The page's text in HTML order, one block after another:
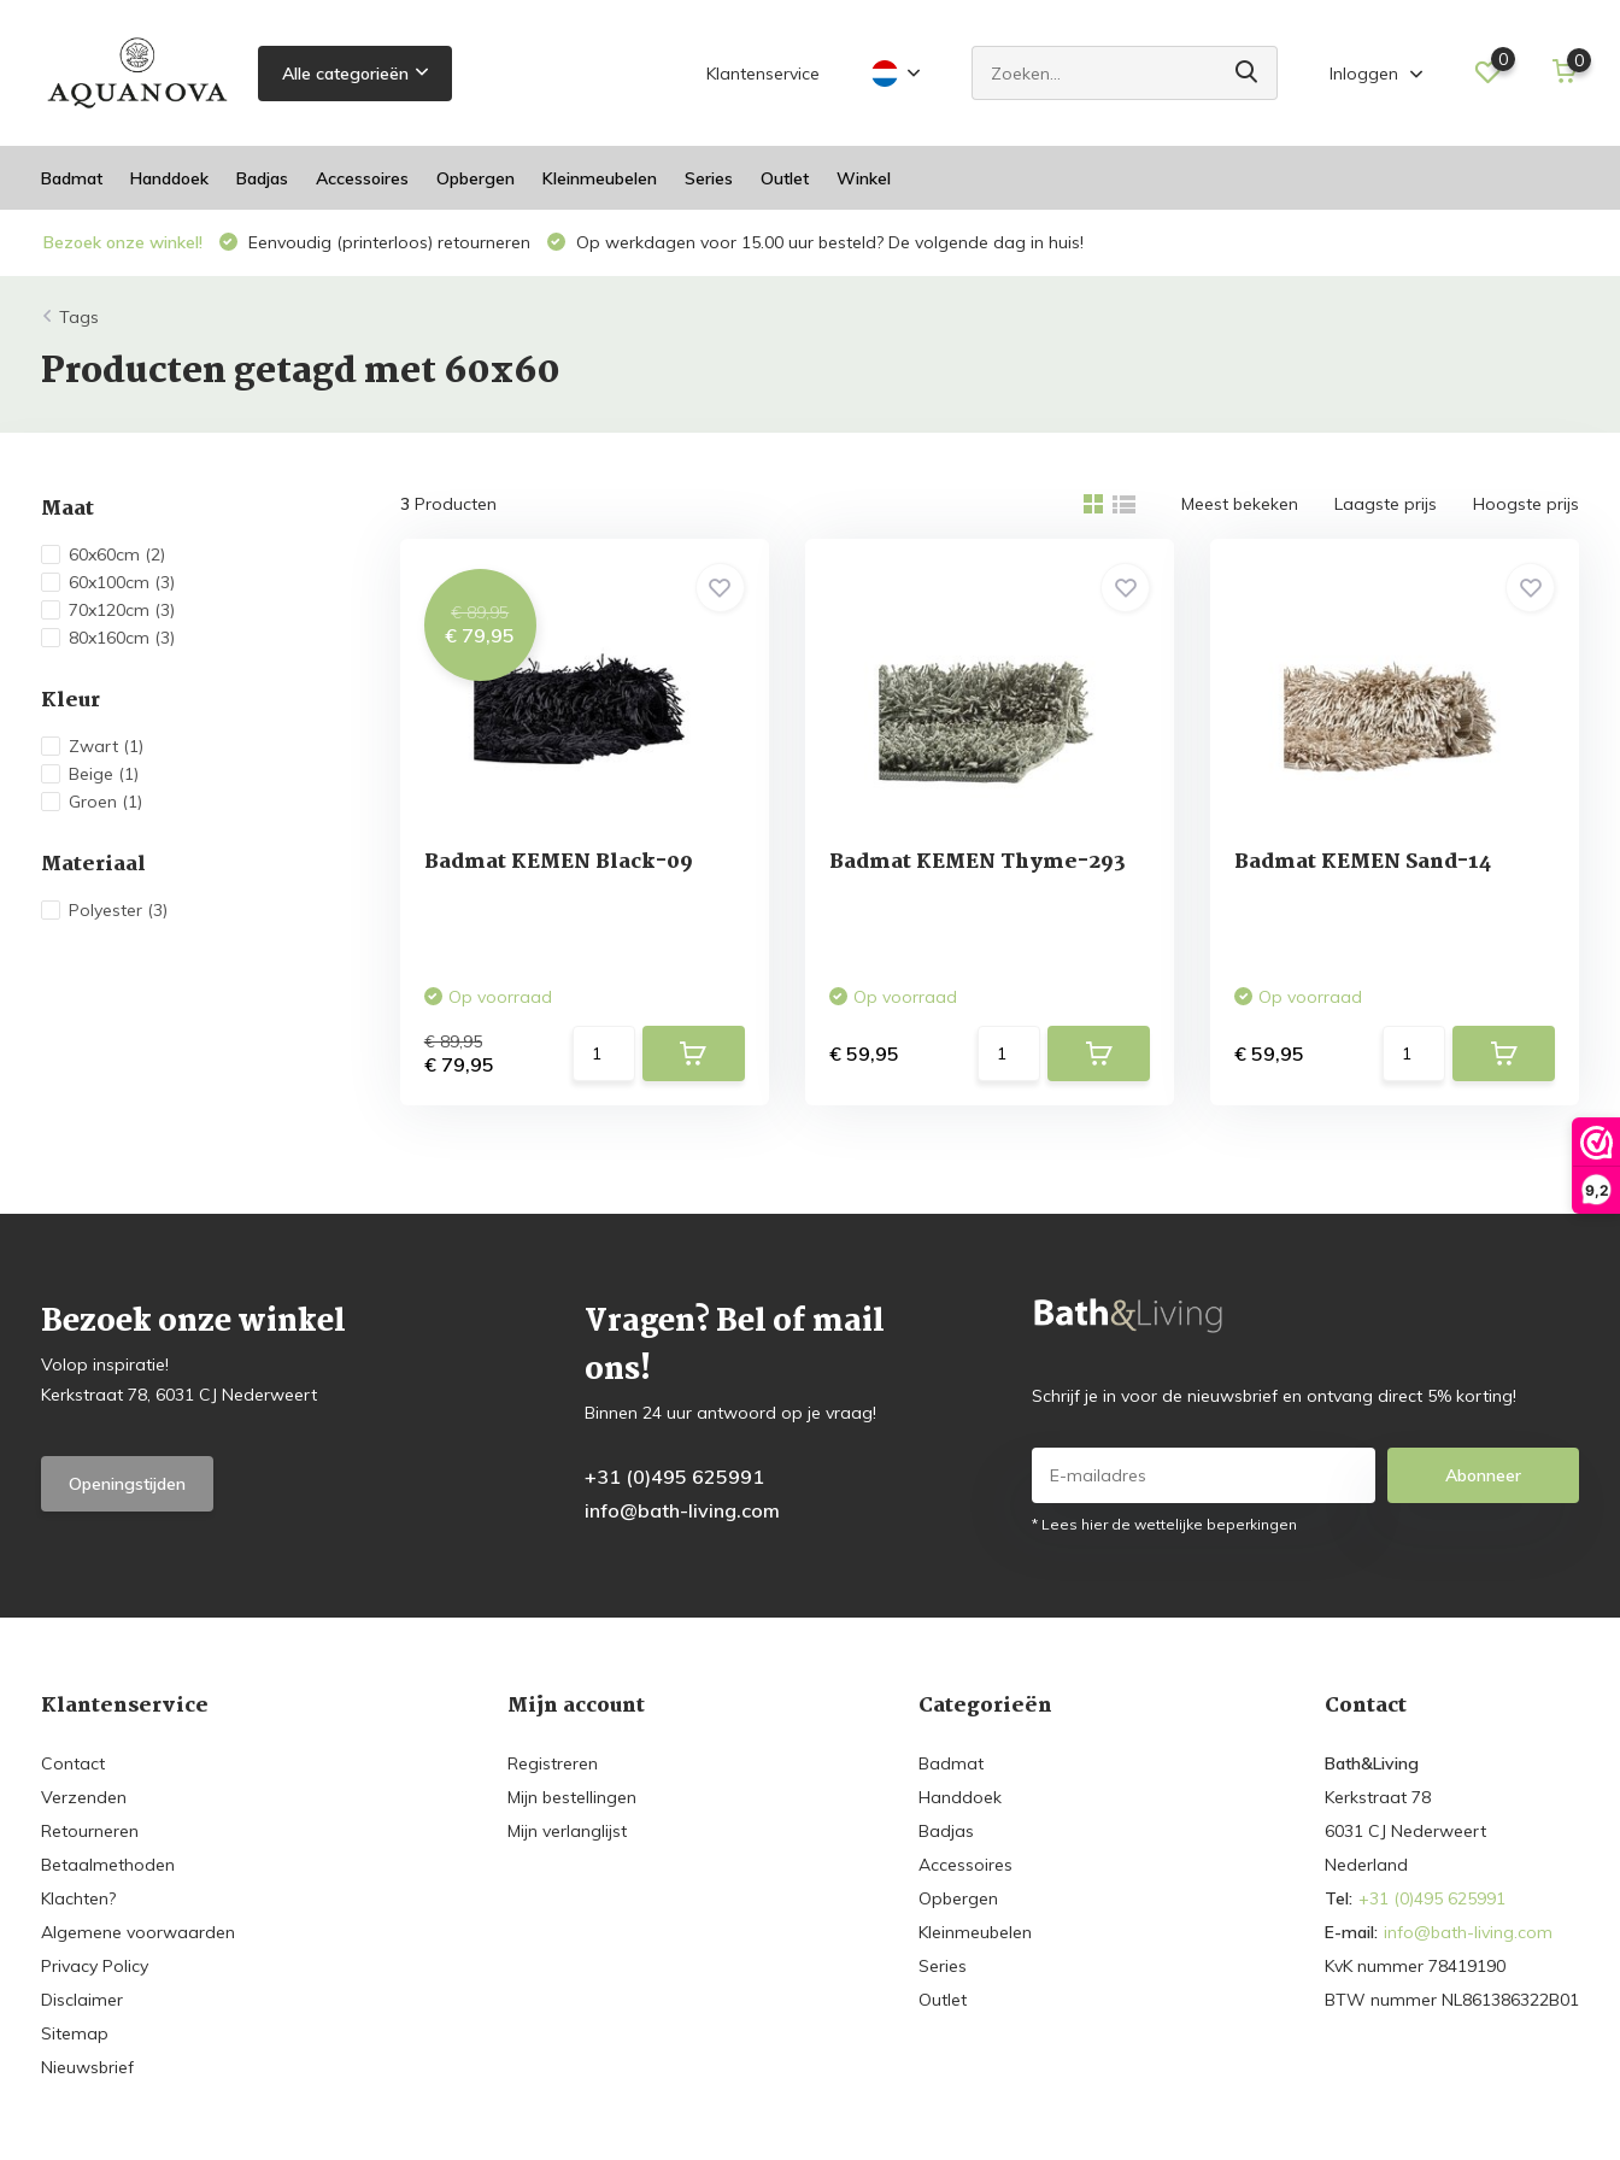
9,2
Alle categorieën Klantenservice Inloggen
0 0
Badmat Handdoek Badjas Accessoires Opbergen Kleinmeubelen Series Outlet Winkel
Bezoek onze winkel! Eenvoudig (printerloos) retourneren Op werkdagen voor 15.00 uur besteld? De volgende dag in huis!
Tags
Producten getagd met 60x60
Maat
60x60cm (2)
60x100cm (3)
70x120cm (3)
80x160cm (3)
Kleur
Zwart (1)
Beige (1)
Groen (1)
Materiaal
Polyester (3)
3 Producten Meest bekeken Laagste prijs Hoogste prijs
€ 89,95
€ 79,95
Badmat KEMEN Black-09
Op voorraad
€ 89,95
€ 79,95
Badmat KEMEN Thyme-293
Op voorraad
€ 59,95
Badmat KEMEN Sand-14
Op voorraad
€ 59,95
Bezoek onze winkel
Volop inspiratie!
Kerkstraat 78, 6031 CJ Nederweert
Openingstijden
Vragen? Bel of mail
ons!
Binnen 24 uur antwoord op je vraag!
+31 (0)495 625991
info@bath-living.com
Schrijf je in voor de nieuwsbrief en ontvang direct 5% korting!
Abonneer
* Lees hier de wettelijke beperkingen
Klantenservice
Contact
Verzenden
Retourneren
Betaalmethoden
Klachten?
Algemene voorwaarden
Privacy Policy
Disclaimer
Sitemap
Nieuwsbrief
Mijn account
Registreren
Mijn bestellingen
Mijn verlanglijst
Categorieën
Badmat
Handdoek
Badjas
Accessoires
Opbergen
Kleinmeubelen
Series
Outlet
Contact
Bath&Living
Kerkstraat 78
6031 CJ Nederweert
Nederland
Tel: +31 (0)495 625991
E-mail: info@bath-living.com
KvK nummer 78419190
BTW nummer NL861386322B01